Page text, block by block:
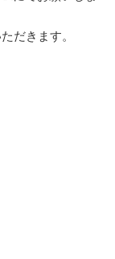
だきます。